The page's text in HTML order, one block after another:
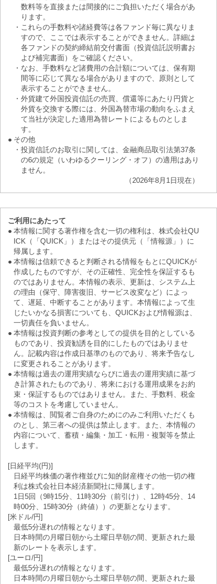
数料等を直接または間接的にご負担いただく場合があ
ります。
・ これらの手数料や諸経費等は各ファンド毎に異なりま
すので、ここでは表示することができません。詳細は
各ファンドの契約締結前交付書面（投資信託説明書お
よび補完書面）をご確認ください。
・ なお、手数料など諸費用の合計額については、保有期
間等に応じて異なる場合がありますので、原則として
表示することができません。
・ 外貨建て外国投資信託の売買、償還等にあたり円貨と
外貨を交換する際には、外国為替市場の動向をふまえ
て当社が決定した適用為替レートによるものとしま
す。
● その他
・ 投資信託のお取引に関しては、金融商品取引法第37条
の6の規定（いわゆるクーリング・オフ）の適用はあり
ません。
（2026年8月1日現在）
ご利用にあたって
● 本情報に関する著作権を含む一切の権利は、株式会社QU
ICK（「QUICK」）またはその提供元（「情報源」）に
帰属します。
● 本情報は信頼できると判断される情報をもとにQUICKが
作成したものですが、その正確性、完全性を保証するも
のではありません。本情報の表示、更新は、システム上
の理由（保守、障害復旧、サービス改変など）によっ
て、遅延、中断することがあります。本情報によって生
じたいかなる損害についても、QUICKおよび情報源は、
一切責任を負いません。
● 本情報は投資判断の参考としての提供を目的としている
ものであり、投資勧誘を目的にしたものではありませ
ん。記載内容は作成日基準のものであり、将来予告なし
に変更されることがあります。
● 本情報は過去の運用実績ならびに過去の運用実績に基づ
き計算されたものであり、将来における運用成果をお約
束・保証するものではありません。また、手数料、税金
等のコストを考慮していません。
● 本情報は、閲覧者ご自身のためにのみご利用いただくも
のとし、第三者への提供は禁止します。また、本情報の
内容について、蓄積・編集・加工・転用・複製等を禁止
します。
[日経平均(円)]
日経平均株価の著作権並びに知的財産権その他一切の権
利は株式会社日本経済新聞社に帰属します。
1日5回（9時15分、11時30分（前引け）、12時45分、14
時00分、15時30分（終値））の更新となります。
[米ドル/円]
最低5分遅れの情報となります。
日本時間の月曜日朝から土曜日早朝の間、更新された最
新のレートを表示します。
[ユーロ/円]
最低5分遅れの情報となります。
日本時間の月曜日朝から土曜日早朝の間、更新された最